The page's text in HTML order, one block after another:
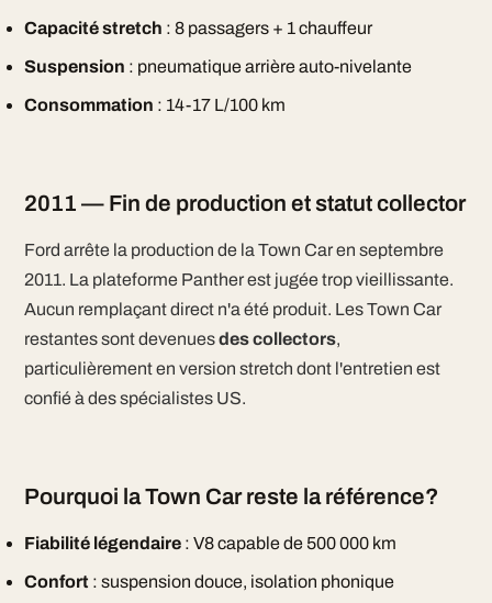
Capacité stretch : 8 passagers + 1 chauffeur
Suspension : pneumatique arrière auto-nivelante
Consommation : 14-17 L/100 km
2011 — Fin de production et statut collector
Ford arrête la production de la Town Car en septembre
2011. La plateforme Panther est jugée trop vieillissante.
Aucun remplaçant direct n'a été produit. Les Town Car
restantes sont devenuesdes collectors,
particulièrement en version stretch dont l'entretien est
confié à des spécialistes US.
Pourquoi la Town Car reste la référence?
Fiabilité légendaire: V8 capable de 500 000 km
Confort : suspension douce, isolation phonique